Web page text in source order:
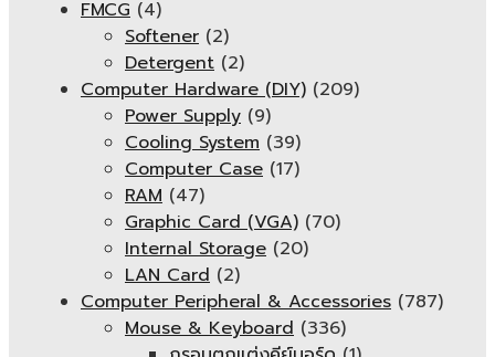
FMCG (4)
Softener (2)
Detergent (2)
Computer Hardware (DIY) (209)
Power Supply (9)
Cooling System (39)
Computer Case (17)
RAM (47)
Graphic Card (VGA) (70)
Internal Storage (20)
LAN Card (2)
Computer Peripheral & Accessories (787)
Mouse & Keyboard (336)